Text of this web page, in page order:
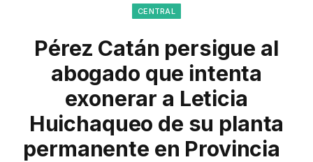
CENTRAL
Pérez Catán persigue al
abogado que intenta
exonerar a Leticia
Huichaqueo de su planta
permanente en Provincia